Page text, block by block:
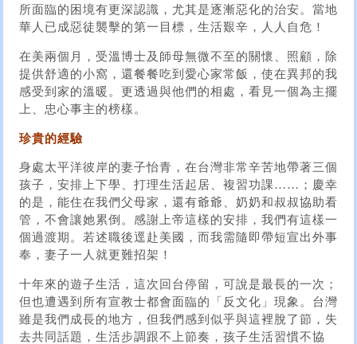
所面臨的困境有更深認識，尤其是逐漸惡化的治安。當地
華人已成惡徒襲擊的第一目標，生活艱辛，人人自危！
在美兩個月，受溫博士及師母無微不至的關懷、照顧，除
提供舒適的小窩，還餐餐吃到愛心家常飯，使在異邦的我
感受到家的溫暖。更透過與他們的相處，看見一個為主擺
上、忠心事主的榜樣。
珍貴的經驗
身處太平洋彼岸的妻子怡青，在台灣非常辛苦地帶著三個
孩子，安排上下學、打理生活起居、複習功課……；慶幸
的是，能住在我們父母家，還有爺爺、奶奶和叔叔協助看
管，不會讓她累倒。感謝上帝這樣的安排，我們有這樣一
個過渡期。若述職後逕赴美國，而我需隨即帶短宣出外事
奉，妻子一人就更難招架！
十年來的遊子生活，這次回台停留，可說是最長的一次；
但也遭遇到所有宣教士都會面臨的「反文化」現象。台灣
雖是我們成長的地方，但我們感到似乎與這裡脫了節，失
去共同話題，生活步調跟不上節奏，孩子生活習慣不協